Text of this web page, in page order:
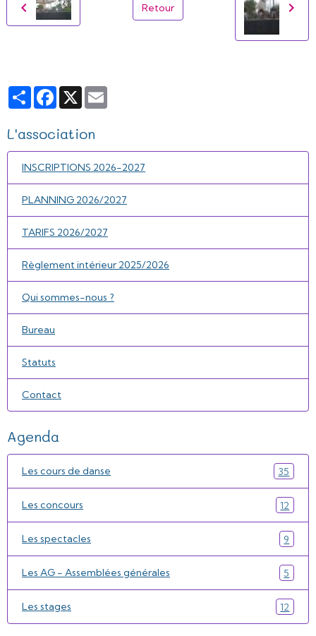
Retour
PartagerFacebook
X
L'association
INSCRIPTIONS 2026-2027
PLANNING 2026/2027
TARIFS 2026/2027
Règlement intérieur 2025/2026
Qui sommes-nous ?
Bureau
Statuts
Contact
Agenda
Les cours de danse 35
Les concours 12
Les spectacles 9
Les AG - Assemblées générales 5
Les stages 12